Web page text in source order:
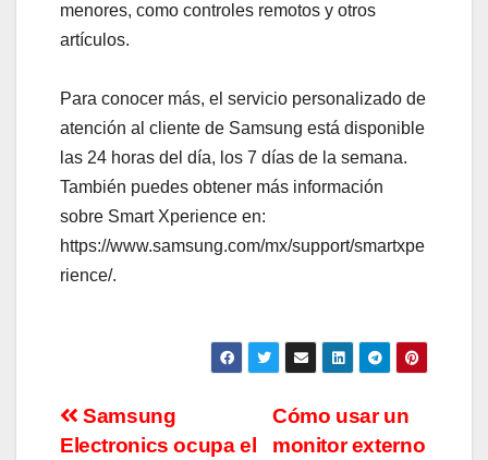
menores, como controles remotos y otros
artículos.
Para conocer más, el servicio personalizado de
atención al cliente de Samsung está disponible
las 24 horas del día, los 7 días de la semana.
También puedes obtener más información
sobre Smart Xperience en:
https://www.samsung.com/mx/support/smartxpe
rience/.
Navegación
Cómo usar un
monitor externo
Samsung
Electronics ocupa el